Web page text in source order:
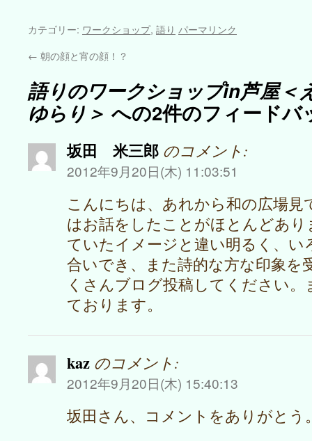
カテゴリー: ワークショップ, 語り パーマリンク
← 朝の顔と宵の顔！？
語りのワークショップin芦屋
ゆらり＞ への2件のフィードバ
坂田 米三郎 のコメント:
2012年9月20日(木) 11:03:51
こんにちは、あれから和の広場見
はお話をしたことがほとんどあ
ていたイメージと違い明るく、
合いでき、また詩的な方な印象を
くさんブログ投稿してください
ております。
kaz のコメント:
2012年9月20日(木) 15:40:13
坂田さん、コメントをありがとう